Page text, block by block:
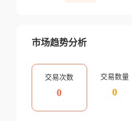
市场趋势分析
交易次数
0
交易数量
0